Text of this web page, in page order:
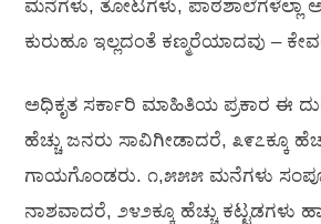
ಮನೆಗಳು, ತೋಟಗಳು, ಪಾಠಶಾಲೆಗಳೆಲ್ಲಾ
ಕುರುಹೂ ಇಲ್ಲದಂತೆ ಕಣ್ಮರೆಯಾದವು –
ಅಧಿಕೃತ ಸರ್ಕಾರಿ ಮಾಹಿತಿಯ ಪ್ರಕಾರ ಈ
ಹೆಚ್ಚು ಜನರು ಸಾವಿಗೀಡಾದರೆ, ೩೯೭ಕ್ಕೂ
ಗಾಯಗೊಂಡರು. ೧,೫೫೫ ಮನೆಗಳು
ನಾಶವಾದರೆ, ೨೪೨ಕ್ಕೂ ಹೆಚ್ಚು ಕಟ್ಟಡಗಳು